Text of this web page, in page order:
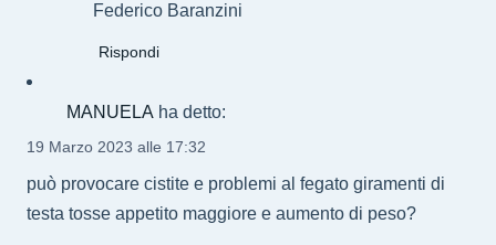
Federico Baranzini
Rispondi
MANUELA ha detto:
19 Marzo 2023 alle 17:32
può provocare cistite e problemi al fegato giramenti di
testa tosse appetito maggiore e aumento di peso?